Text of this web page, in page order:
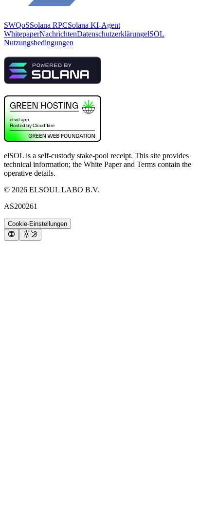
SWQoSSolana RPCSolana KI-Agent
WhitepaperNachrichtenDatenschutzerklärungelSOL
Nutzungsbedingungen
elSOL is a self-custody stake-pool receipt. This site provides
technical information; the White Paper and Terms contain the
operative details.
© 2026 ELSOUL LABO B.V.
AS200261
Cookie-Einstellungen